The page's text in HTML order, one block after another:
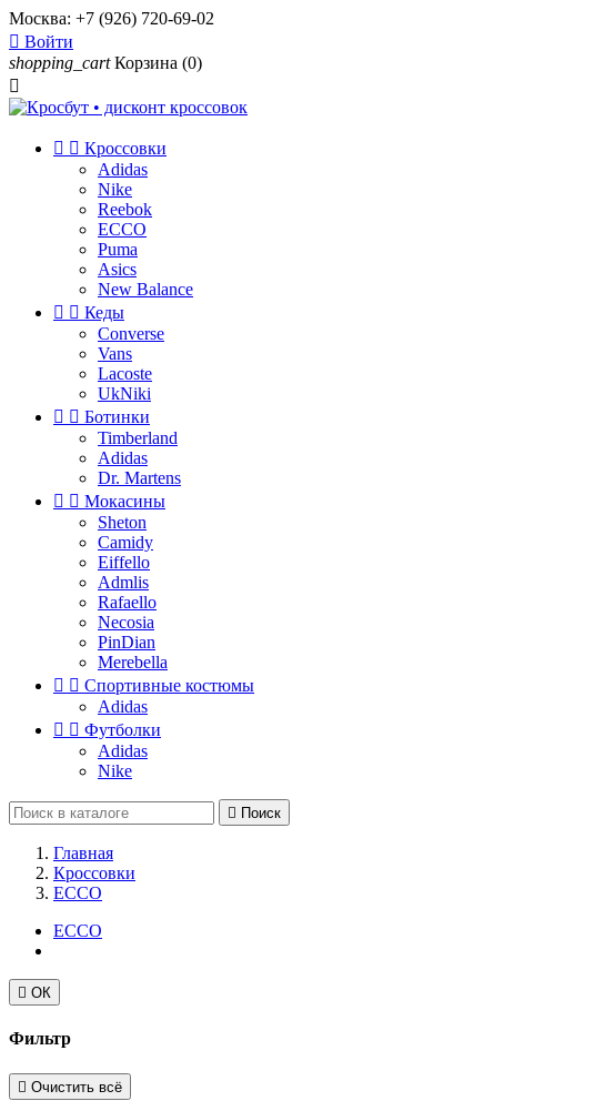
Москва: +7 (926) 720-69-02
 Войти
shopping_cart Корзина (0)

  Кроссовки
Adidas
Nike
Reebok
ECCO
Puma
Asics
New Balance
  Кеды
Converse
Vans
Lacoste
UkNiki
  Ботинки
Timberland
Adidas
Dr. Martens
  Мокасины
Sheton
Camidy
Eiffello
Admlis
Rafaello
Necosia
PinDian
Merebella
  Спортивные костюмы
Adidas
  Футболки
Adidas
Nike
 Поиск
Главная
Кроссовки
ECCO
ECCO
 ОК
Фильтр
 Очистить всё